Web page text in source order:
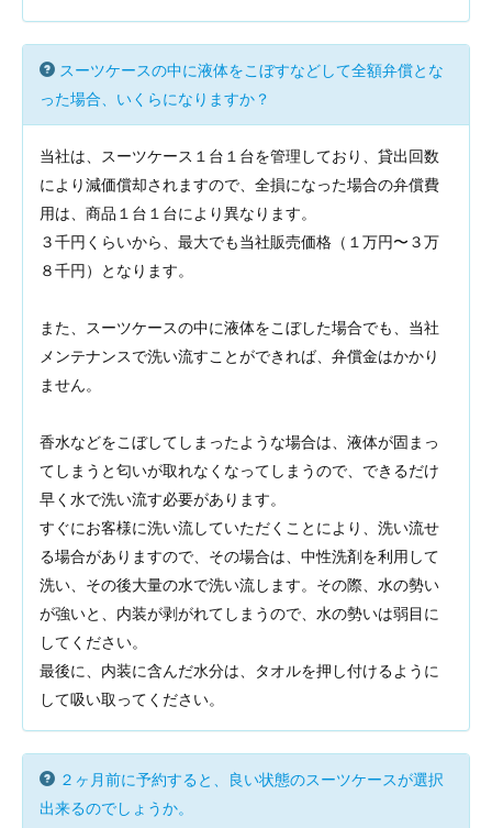
スーツケースの中に液体をこぼすなどして全額弁償とな
った場合、いくらになりますか？
当社は、スーツケース１台１台を管理しており、貸出回数
により減価償却されますので、全損になった場合の弁償費
用は、商品１台１台により異なります。
３千円くらいから、最大でも当社販売価格（１万円〜３万
８千円）となります。
また、スーツケースの中に液体をこぼした場合でも、当社
メンテナンスで洗い流すことができれば、弁償金はかかり
ません。
香水などをこぼしてしまったような場合は、液体が固まっ
てしまうと匂いが取れなくなってしまうので、できるだけ
早く水で洗い流す必要があります。
すぐにお客様に洗い流していただくことにより、洗い流せ
る場合がありますので、その場合は、中性洗剤を利用して
洗い、その後大量の水で洗い流します。その際、水の勢い
が強いと、内装が剥がれてしまうので、水の勢いは弱目に
してください。
最後に、内装に含んだ水分は、タオルを押し付けるように
して吸い取ってください。
２ヶ月前に予約すると、良い状態のスーツケースが選択
出来るのでしょうか。